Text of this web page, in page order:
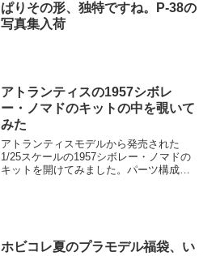
ぱりその形、独特ですね。P-38の
写真集入荷
アトランティスの1957シボレ
ー・ノマドのキットの中を覗いて
みた
アトランティスモデルから発売された
1/25スケールの1957シボレー・ノマドの
キットを開けてみました。パーツ構成や
ホビコレ夏のプラモデル福袋、い